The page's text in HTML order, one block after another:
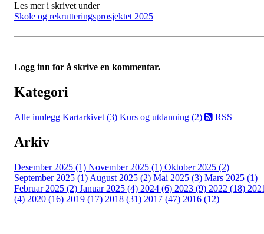
Les mer i skrivet under
Skole og rekrutteringsprosjektet 2025
Logg inn for å skrive en kommentar.
Kategori
Alle innlegg Kartarkivet (3) Kurs og utdanning (2) RSS
Arkiv
Desember 2025 (1) November 2025 (1) Oktober 2025 (2)
September 2025 (1) August 2025 (2) Mai 2025 (3) Mars 2025 (1)
Februar 2025 (2) Januar 2025 (4) 2024 (6) 2023 (9) 2022 (18)
(4) 2020 (16) 2019 (17) 2018 (31) 2017 (47) 2016 (12)